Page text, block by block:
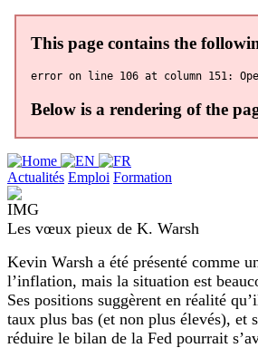
Actualités Emploi Formation
Les vœux pieux de K. Warsh
Kevin Warsh a été présenté comme
l’inflation, mais la situation est
Ses positions suggèrent en réalité
taux plus bas (et non plus élevés), et
réduire le bilan de la Fed pourrait